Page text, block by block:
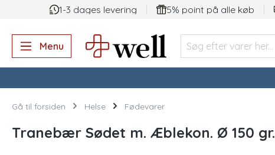
Gå til hovednavigation
1-3 dages levering 5% point på alle køb
Menu
Gå til forsiden Helse Fødevarer
Tranebær Sødet m. Æblekon. Ø 150 gr.